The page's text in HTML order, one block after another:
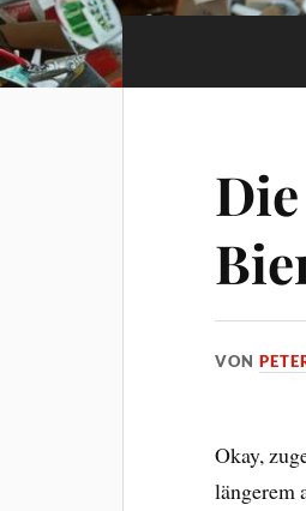
VON
Okay,
längerem